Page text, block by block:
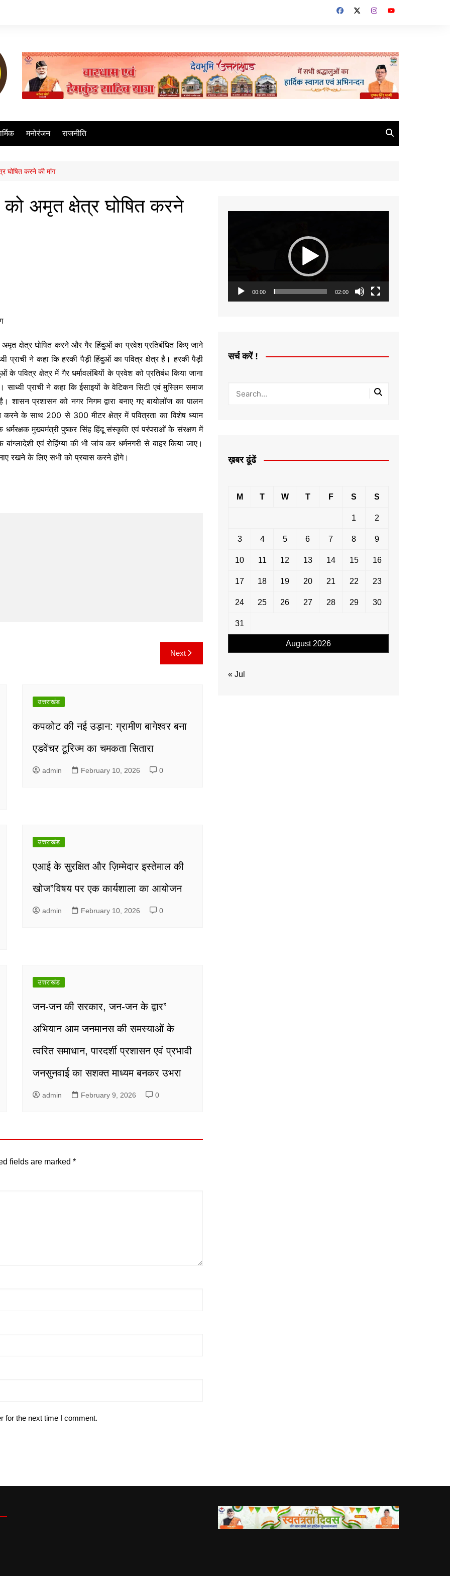
मनोरंजन राजनीति
घोषित करने की मांग
को अमृत क्षेत्र घोषित करने
को अमृत क्षेत्र घोषित करने और गैर हिंदुओं का प्रवेश प्रतिबंधित किए जाने
प्राची ने कहा कि हरकी पैड़ी हिंदुओं का पवित्र क्षेत्र है। हरकी पैड़ी
के पवित्र क्षेत्र में गैर धर्मावलंबियों के प्रवेश को प्रतिबंध किया जाना
साध्वी प्राची ने कहा कि ईसाइयों के वेटिकन सिटी एवं मुस्लिम समाज
प्रशासन को नगर निगम द्वारा बनाए गए बायोलॉज का पालन
करने के साथ 200 से 300 मीटर क्षेत्र में पवित्रता का विशेष ध्यान
धर्मरक्षक मुख्यमंत्री पुष्कर सिंह हिंदू संस्कृति एवं परंपराओं के संरक्षण में
एवं रोहिंग्या की भी जांच कर धर्मनगरी से बाहर किया जाए।
रखने के लिए सभी को प्रयास करने होंगे।
Next
उत्तराखंड
कपकोट की नई उड़ान: ग्रामीण बागेश्वर बना
एडवेंचर टूरिज्म का चमकता सितारा
admin February 10, 2026 0
उत्तराखंड
एआई के सुरक्षित और ज़िम्मेदार इस्तेमाल की
खोज”विषय पर एक कार्यशाला का आयोजन
admin February 10, 2026 0
उत्तराखंड
जन-जन की सरकार, जन-जन के द्वार”
अभियान आम जनमानस की समस्याओं के
त्वरित समाधान, पारदर्शी प्रशासन एवं प्रभावी
जनसुनवाई का सशक्त माध्यम बनकर उभरा
admin February 9, 2026 0
fields are marked *
for the next time I comment.
00:00 02:00
सर्च करें !
ख़बर ढूंढें
August 2026
M T W T F S S
1 2
3 4 5 6 7 8 9
10 11 12 13 14 15 16
17 18 19 20 21 22 23
24 25 26 27 28 29 30
31
« Jul